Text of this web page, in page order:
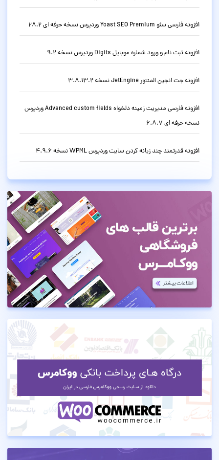
افزونه فارسی سئو Yoast SEO Premium وردپرس نسخه حرفه ای 28.2
افزونه ثبت نام و ورود شماره موبایل Digits وردپرس نسخه 9.2
افزونه جت انجین المنتور JetEngine نسخه 3.8.13.2
افزونه فارسی مدیریت زمینه دلخواه Advanced custom fields وردپرس
نسخه حرفه ای 6.8.7
افزونه قدرتمند چند زبانه کردن سایت وردپرس WPML نسخه 4.9.6